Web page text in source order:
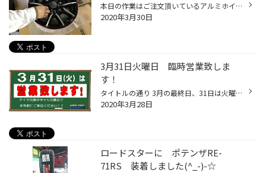
本日の作業はご注文頂いているアルミホイールの ガラスコーティングを施行致しました。 当店では「 anyany ホイールコーティング剤 」 でコーティングしています。 anyanyホイールコーティング剤は、通常、車のボディに施行する ガラスコーティングが「5.5～6H」という硬度であるのに対し 『8H』と...
2020年3月30日
3月31日火曜日 臨時営業致しま
す！
タイトルの通り 3月の最終日、31日は火曜日ですが臨時営業致します。。。 ご利用お待ち致しておりますm(__)m
2020年3月28日
ロードスターに ポテンザRE-
71RS 装着しました(^_-)-☆